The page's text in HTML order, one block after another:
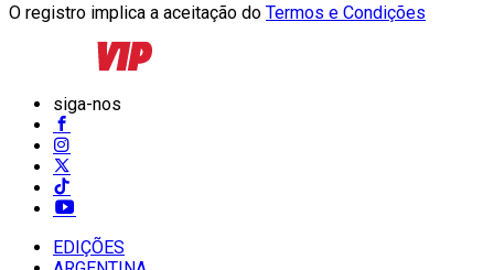
O registro implica a aceitação do Termos e Condições
siga-nos
EDIÇÕES